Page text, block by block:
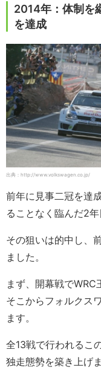
2014年：体制を
を達成
出典：http://www.volkswagen.co.jp/
前年に見事二冠を達
ることなく臨んだ2年
その狙いは的中し、
ました。
まず、開幕戦でWRC
そこからフォルクス
ます。
全13戦で行われるこ
独走態勢を築き上げま